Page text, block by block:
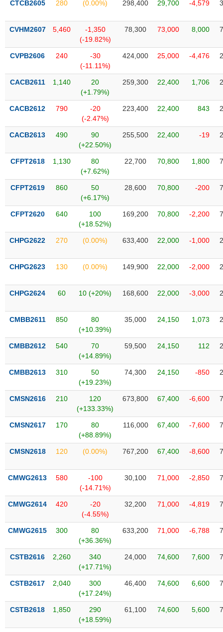
Tâm
thị
trường
CTCB2605 280 (0.00%) 298,400 29,700 -4,579
CVHM2607 5,460
-1,350
(-19.82%)
78,300 73,000 8,000
CVPB2606 240
-30
(-11.11%)
424,000 25,000 -4,476
CACB2611 1,140
20
(+1.79%)
259,300 22,400 1,706
CACB2612 790
-20
(-2.47%)
223,400 22,400 843
CACB2613 490
90
(+22.50%)
255,500 22,400 -19
CFPT2618 1,130
80
(+7.62%)
22,700 70,800 1,800
CFPT2619 860
50
(+6.17%)
28,600 70,800 -200
CFPT2620 640
100
(+18.52%)
169,200 70,800 -2,200
CHPG2622 270 (0.00%) 633,400 22,000 -1,000
CHPG2623 130 (0.00%) 149,900 22,000 -2,000
CHPG2624 60 10 (+20%) 168,600 22,000 -3,000
CMBB2611 850
80
(+10.39%)
35,000 24,150 1,073
CMBB2612 540
70
(+14.89%)
59,500 24,150 112
CMBB2613 310
50
(+19.23%)
74,300 24,150 -850
CMSN2616 210
120
(+133.33%)
673,800 67,400 -6,600
CMSN2617 170
80
(+88.89%)
116,000 67,400 -7,600
CMSN2618 120 (0.00%) 767,200 67,400 -8,600
CMWG2613 580
-100
(-14.71%)
30,100 71,000 -2,850
CMWG2614 420
-20
(-4.55%)
32,200 71,000 -4,819
CMWG2615 300
80
(+36.36%)
633,200 71,000 -6,788
CSTB2616 2,260
340
(+17.71%)
24,000 74,600 7,600
CSTB2617 2,040
300
(+17.24%)
46,400 74,600 6,600
CSTB2618 1,850
290
(+18.59%)
61,100 74,600 5,600
DÙNG
THIẾT
YẾU
TIÊU
THIẾT
YẾU
CHĂM
SỨC
TÀI
TIN
VỤ
THÔNG
TIỆN
ÍCH
BẤT
SẢN
Mã